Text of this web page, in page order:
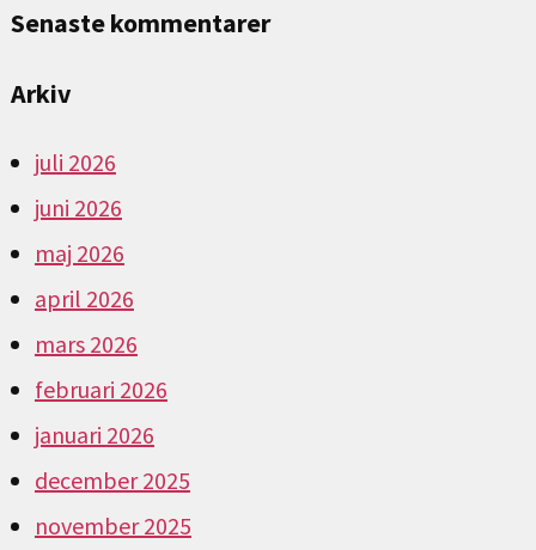
Senaste kommentarer
Arkiv
juli 2026
juni 2026
maj 2026
april 2026
mars 2026
februari 2026
januari 2026
december 2025
november 2025